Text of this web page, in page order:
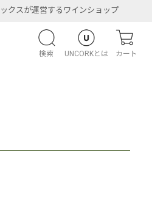
クスが運営するワインショップ
検索 UNCORKとは カート